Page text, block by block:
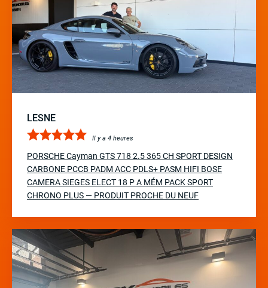
LESNE
Il y a 4 heures
PORSCHE Cayman GTS 718 2.5 365 CH SPORT DESIGN
CARBONE PCCB PADM ACC PDLS+ PASM HIFI BOSE
CAMERA SIEGES ELECT 18 P A MÉM PACK SPORT
CHRONO PLUS — PRODUIT PROCHE DU NEUF